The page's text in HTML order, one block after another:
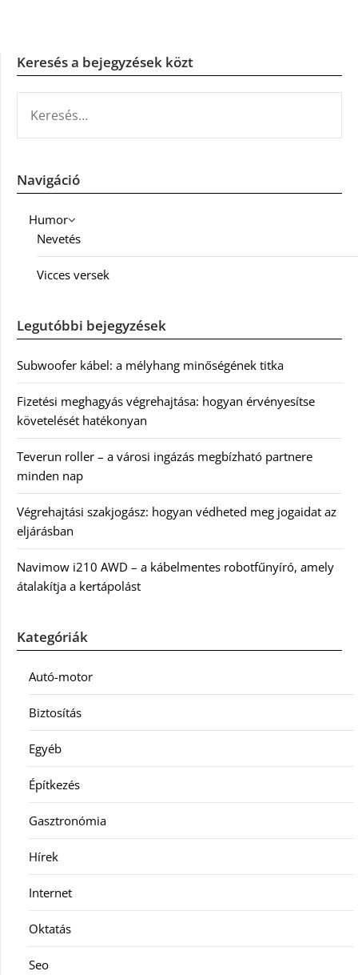
Keresés a bejegyzések közt
Navigáció
Humor
Nevetés
Vicces versek
Legutóbbi bejegyzések
Subwoofer kábel: a mélyhang minőségének titka
Fizetési meghagyás végrehajtása: hogyan érvényesítse
követelését hatékonyan
Teverun roller – a városi ingázás megbízható partnere
minden nap
Végrehajtási szakjogász: hogyan védheted meg jogaidat az
eljárásban
Navimow i210 AWD – a kábelmentes robotfűnyíró, amely
átalakítja a kertápolást
Kategóriák
Autó-motor
Biztosítás
Egyéb
Építkezés
Gasztronómia
Hírek
Internet
Oktatás
Seo